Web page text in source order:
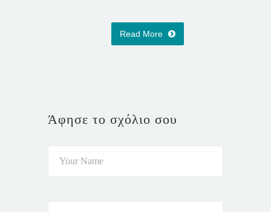
Read More
Άφησε το σχόλιο σου